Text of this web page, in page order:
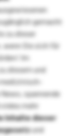
gemacht
zu dieser
wenn Sie sich für
Im
diesem und
spannende
mehr
Inhalte dieser
und